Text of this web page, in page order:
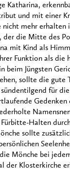
Katharina,
und mit einer
nicht mehr erhalten
der die Mitte des
mit Kind als
Funktion als die
beim Jüngsten
sollte die gute
für
Gedenken
Halten
sollte
Mönche bei
der Klosterkirche